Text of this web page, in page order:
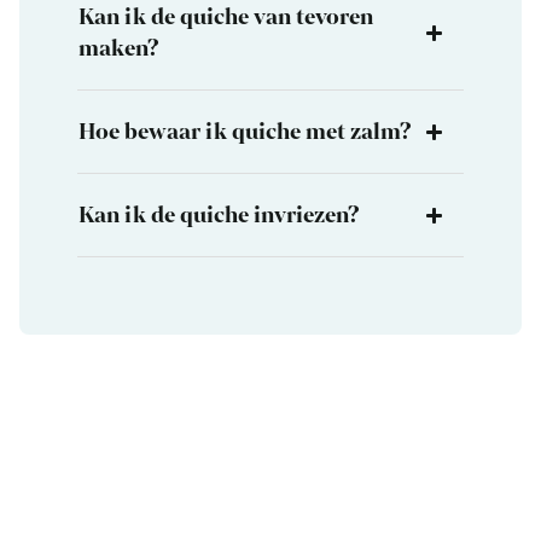
Kan ik de quiche van tevoren
maken?
Hoe bewaar ik quiche met zalm?
Kan ik de quiche invriezen?